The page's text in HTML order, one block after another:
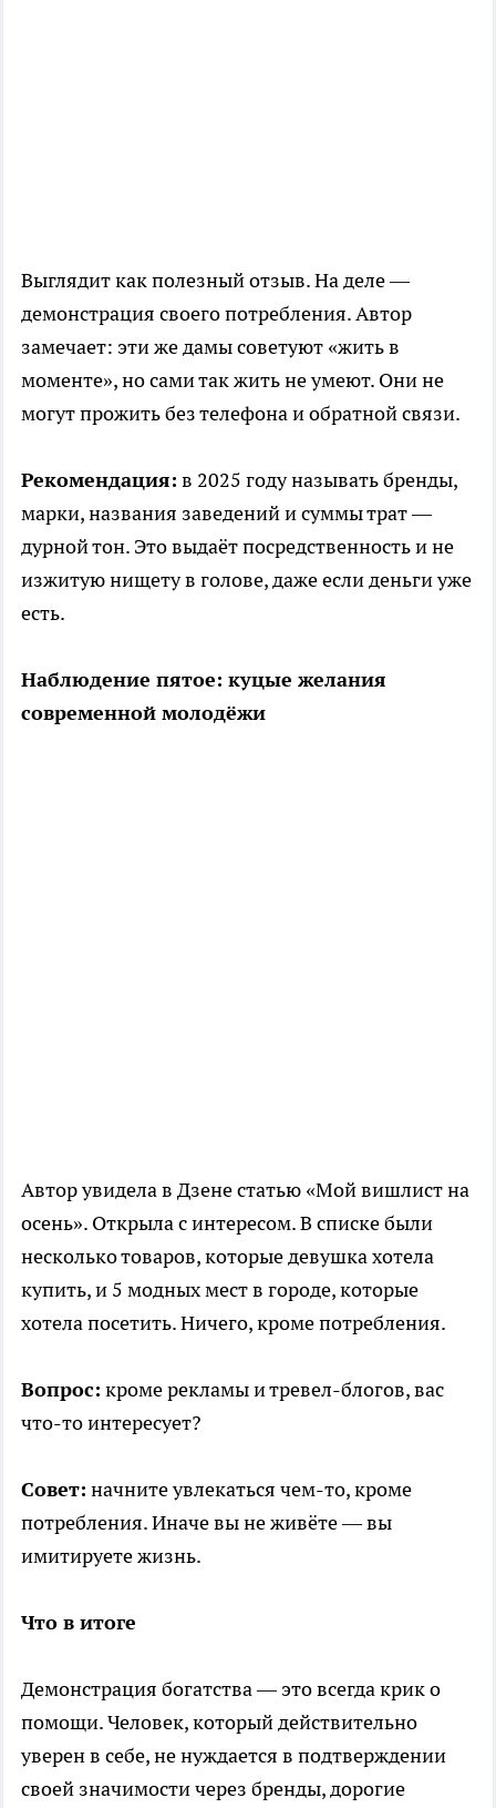
Выглядит как полезный отзыв. На деле —
демонстрация своего потребления. Автор
замечает: эти же дамы советуют «жить в
моменте», но сами так жить не умеют. Они не
могут прожить без телефона и обратной связи.
Рекомендация: в 2025 году называть бренды,
марки, названия заведений и суммы трат —
дурной тон. Это выдаёт посредственность и не
изжитую нищету в голове, даже если деньги уже
есть.
Наблюдение пятое: куцые желания
современной молодёжи
Автор увидела в Дзене статью «Мой вишлист на
осень». Открыла с интересом. В списке были
несколько товаров, которые девушка хотела
купить, и 5 модных мест в городе, которые
хотела посетить. Ничего, кроме потребления.
Вопрос: кроме рекламы и тревел-блогов, вас
что-то интересует?
Совет: начните увлекаться чем-то, кроме
потребления. Иначе вы не живёте — вы
имитируете жизнь.
Что в итоге
Демонстрация богатства — это всегда крик о
помощи. Человек, который действительно
уверен в себе, не нуждается в подтверждении
своей значимости через бренды, дорогие